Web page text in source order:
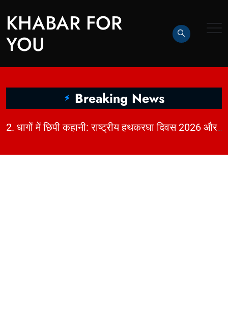
KHABAR FOR
YOU
Breaking News
| 2. धागों में छिपी कहानी: राष्ट्रीय हथकरघा दिवस 2026 और भारत की बुनाई विरासत | KhabarForYou